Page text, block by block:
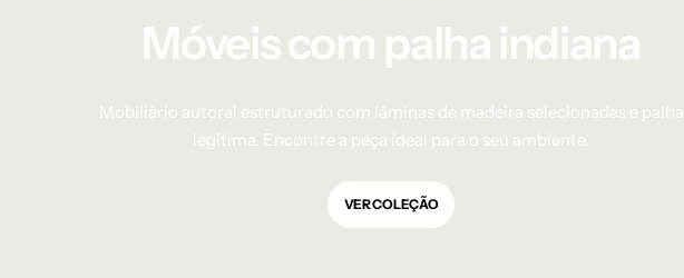
Móveis com palha indiana
Mobiliário autoral estruturado com lâminas de madeira selecionadas e palha
legítima. Encontre a peça ideal para o seu ambiente.
VER COLEÇÃO